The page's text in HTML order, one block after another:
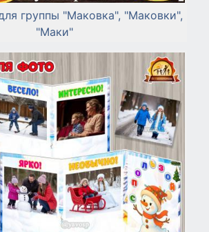
группы "Маковка", "Маковки",
"Маки"